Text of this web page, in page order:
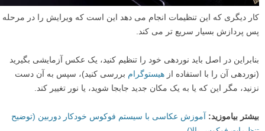
کار دیگری که این تنظیمات انجام می دهد این است که ویرایش را در مرحله
پس پردازش بسیار سریع تر می کند.
بنابراین در اصل باید نوردهی خود را تنظیم کنید، یک عکس آزمایشی بگیرید
(نوردهی آن را با استفاده از هیستوگرام بررسی کنید)، سپس به آن دست
نزنید، مگر این که یا به یک مکان جدید جابجا شوید، یا نور تغییر کند.
بیشتر بیاموزید: آموزش عکاسی با سیستم فوکوس خودکار دوربین (توضیح